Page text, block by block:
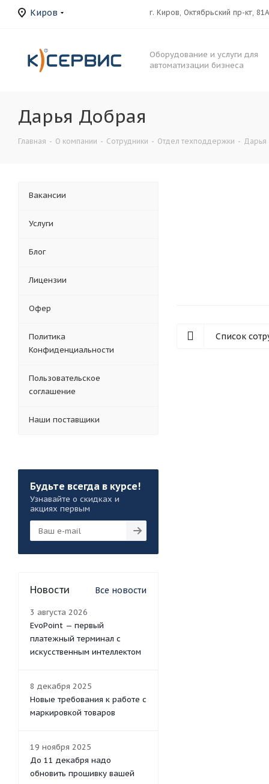
Киров г. Киров, Октябрьский пр-кт, 81А
Оборудование и услуги для
автоматизации бизнеса
Дарья Добрая
Главная - О компании - Сотрудники - Отдел техподдержки -
Список
Вакансии
Услуги
Блог
Лицензии
Офер
Политика
Конфиденциальности
Пользовательское
соглашение
Наши поставщики
Будьте всегда в курсе!
Узнавайте о скидках и
акциях первым
Новости Все новости
3 августа 2026
EvoPoint — первый
платежный терминал с
искусственным интеллектом
8 декабря 2025
Новые требования к работе с
маркировкой товаров
19 ноября 2025
До 11 декабря надо
обновить прошивку вашей